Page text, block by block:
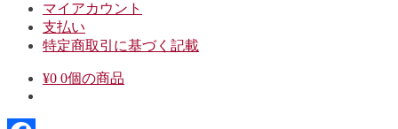
マイアカウント
支払い
特定商取引に基づく記載
¥0 0個の商品